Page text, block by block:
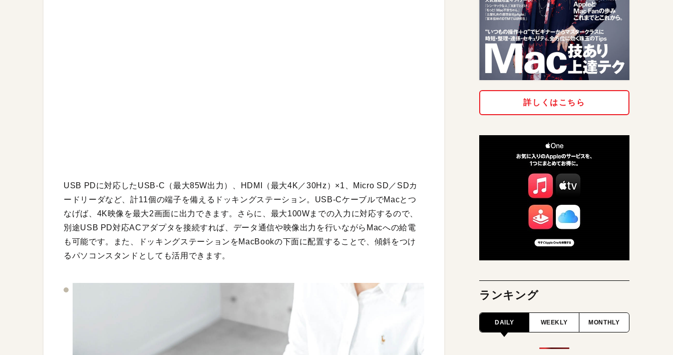
USB PDに対応したUSB-C（最大85W出力）、HDMI（最大4K／30Hz）×1、Micro SD／SDカ
ードリーダなど、計11個の端子を備えるドッキングステーション。USB-CケーブルでMacとつ
なげば、4K映像を最大2画面に出力できます。さらに、最大100Wまでの入力に対応するので、
別途USB PD対応ACアダプタを接続すれば、データ通信や映像出力を行いながらMacへの給電
も可能です。また、ドッキングステーションをMacBookの下面に配置することで、傾斜をつけ
るパソコンスタンドとしても活用できます。
詳しくはこちら
ランキング
DAILY WEEKLY MONTHLY